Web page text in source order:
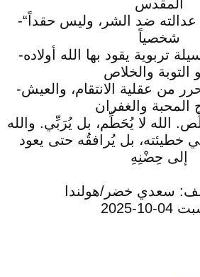
المقدس
-“انتقام الله”: يعني عدالته ضد الشر، وليس حقداً
شخصياً
-التأديب الإلهي: وسيلة تربوية يقود بها الله أولاده
التوبة والخلاص
-دعوة المسيح: التحرر من عقلية الانتقام، والعيش
المحبة والغفران
الله لا يُحَطِّم، بل يُرَبِّي. والله
خطيئته، بل يُرافقُه حتى يعود
إلى حِضْنِهِ
سعدي خضر/هولندا
10-2025